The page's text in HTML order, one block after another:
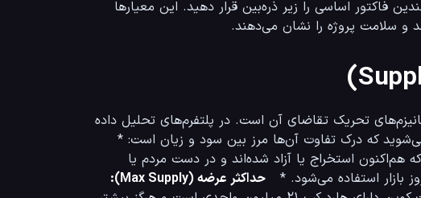
*
حداکثر عرضه (Max Supply):